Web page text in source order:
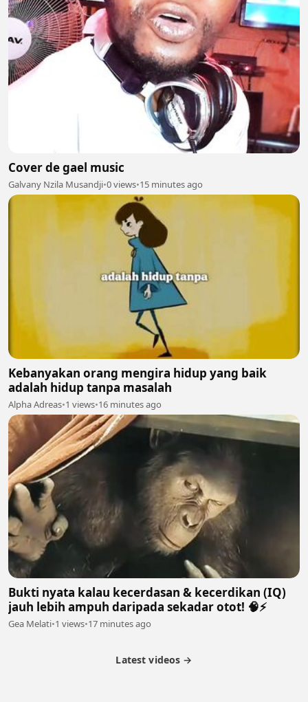
Cover de gael music
Galvany Nzila Musandji•0 views•15 minutes ago
Kebanyakan orang mengira hidup yang baik
adalah hidup tanpa masalah
Alpha Adreas•1 views•16 minutes ago
Bukti nyata kalau kecerdasan & kecerdikan (IQ)
jauh lebih ampuh daripada sekadar otot! 🧠⚡
Gea Melati•1 views•17 minutes ago
Latest videos →